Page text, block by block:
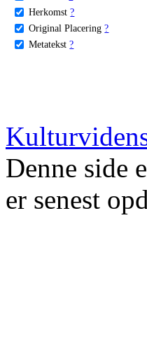
Herkomst ?
Original Placering ?
Metatekst ?
Denne side
er senest